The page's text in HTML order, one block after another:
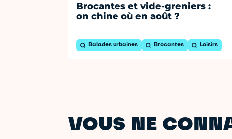
Brocantes et vide-greniers :
on chine où en août ?
Balades urbaines Brocantes Loisirs
VOUS NE